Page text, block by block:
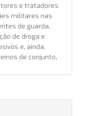
e tratadores
militares nas
de guarda,
de droga e
e, ainda,
de conjunto,